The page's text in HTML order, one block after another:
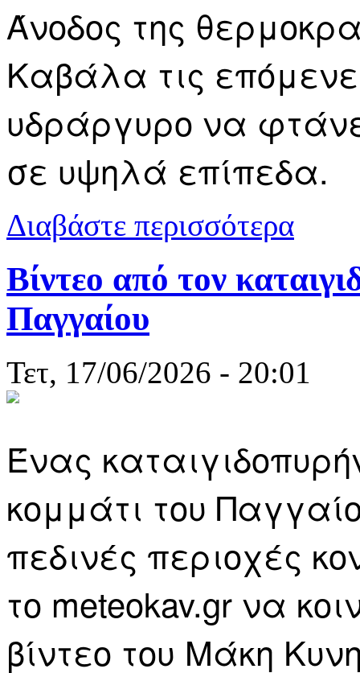
Άνοδος της
Καβάλα τις
υδράργυρο να
σε υψηλά επίπεδα.
Διαβάστε περισσότερα
Βίντεο από τον
Παγγαίου
Τετ, 17/06/2026 - 20:01
Ένας
κομμάτι του
πεδινές περιοχές
το meteokav.gr να
βίντεο του Μάκη